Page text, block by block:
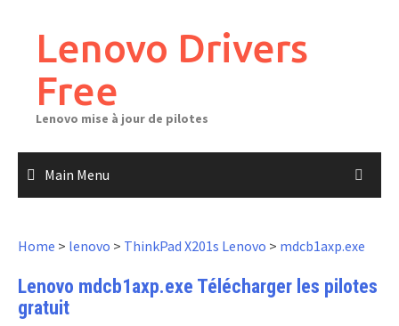
contentLenovo Drivers
Free
Lenovo mise à jour de pilotes
Main Menu
Home > lenovo > ThinkPad X201s Lenovo > mdcb1axp.exe
Lenovo mdcb1axp.exe Télécharger les pilotes
gratuit